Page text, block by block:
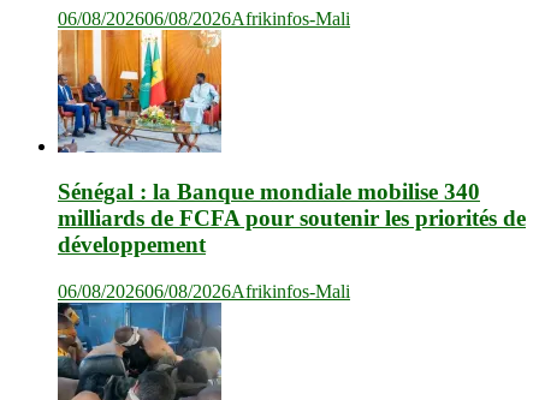
06/08/202606/08/2026Afrikinfos-Mali
Sénégal : la Banque mondiale mobilise 340
milliards de FCFA pour soutenir les priorités de
développement
06/08/202606/08/2026Afrikinfos-Mali